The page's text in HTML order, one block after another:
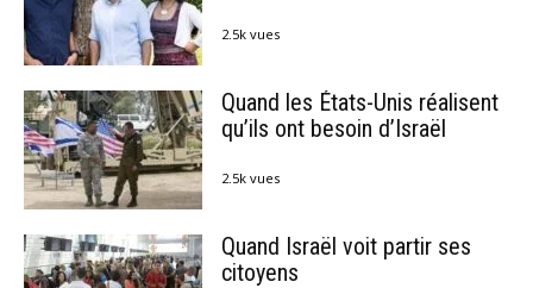
2.5k vues
Quand les États-Unis réalisent
qu’ils ont besoin d’Israël
2.5k vues
Quand Israël voit partir ses
citoyens